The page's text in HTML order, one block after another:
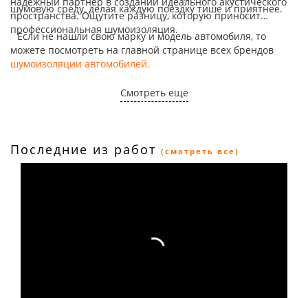
шумовую среду, делая каждую поездку тише и приятнее.
пространства. Ощутите разницу, которую приносит
профессиональная шумоизоляция.
Если не нашли свою марку и модель автомобиля, то
можете посмотреть на главной странице всех брендов
шумоизоляции автомобилей.
Смотреть еще
Последние из работ (смотреть все)